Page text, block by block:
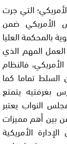
التي جرت
الأمريكي ضمن
بالمحكمة العليا
المهم الذي
فالنظام
السلط تماما كما
بغرفتيه يتمتع
النواب يعتبر
بين أهم مميزات
الأمريكية